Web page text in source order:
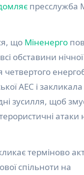
пресслужба
що Міненерго
обставини нічної
четвертого
АЕС і закликала
зусилля, щоб
атаки
терміново
спільноти на